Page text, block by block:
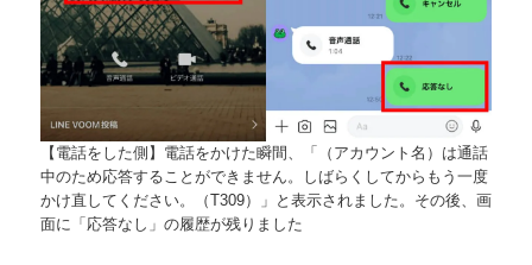
【電話をした側】電話をかけた瞬間、「（アカウント名）は通話
中のため応答することができません。しばらくしてからもう一度
かけ直してください。（T309）」と表示されました。その後、画
面に「応答なし」の履歴が残りました